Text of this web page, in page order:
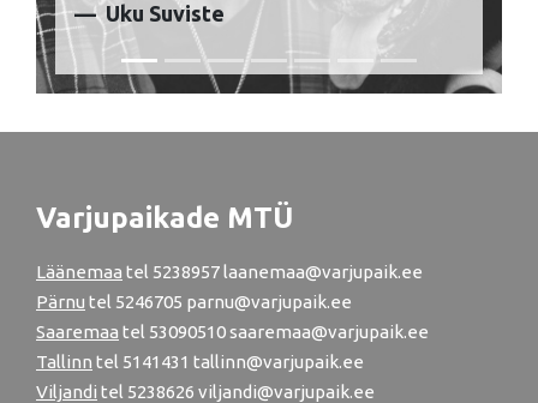
Uku Suviste
Varjupaikade MTÜ
Läänemaa tel 5238957 laanemaa@varjupaik.ee
Pärnu tel 5246705 parnu@varjupaik.ee
Saaremaa tel 53090510 saaremaa@varjupaik.ee
Tallinn tel 5141431 tallinn@varjupaik.ee
Viljandi tel 5238626 viljandi@varjupaik.ee